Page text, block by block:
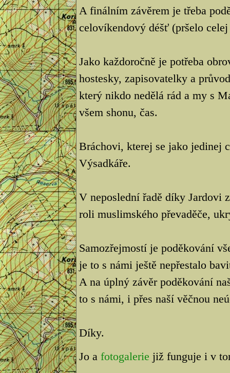
A finálním závěrem je třeba
celovíkendový déšť (pršelo
Jako každoročně je potřeba
hostesky, zapisovatelky a
který nikdo nedělá rád a my s
všem shonu, čas.
Bráchovi, kterej se jako jedinej
Výsadkáře.
V neposlední řadě díky Jardovi
roli muslimského převaděče,
Samozřejmostí je poděkování
je to s námi ještě nepřestalo
A na úplný závěr poděkování
to s námi, i přes naší věčnou
Díky.
Jo a fotogalerie již funguje i v